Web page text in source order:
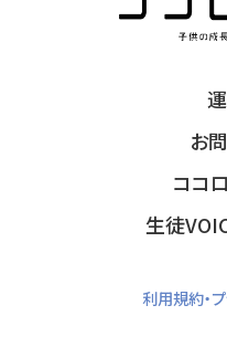
お
ココ
生徒
利用規約・